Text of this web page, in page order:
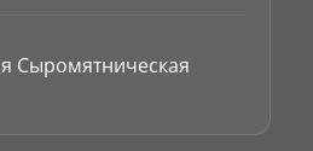
Сыромятническая